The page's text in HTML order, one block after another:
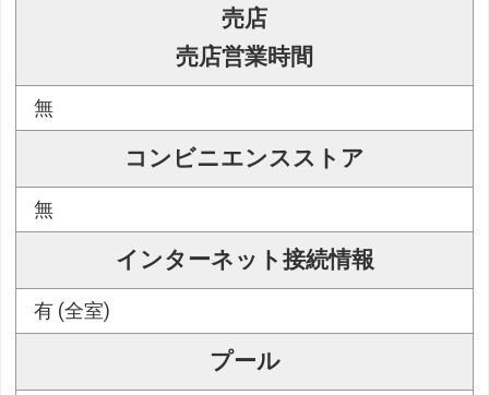
売店
売店営業時間
無
コンビニエンスストア
無
インターネット接続情報
有 (全室)
プール